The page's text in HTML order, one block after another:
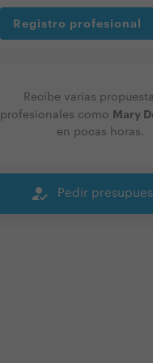
Registro profesional
Recibe varias
profesionales como Mary
en pocas horas.
how_to_reg Pedir